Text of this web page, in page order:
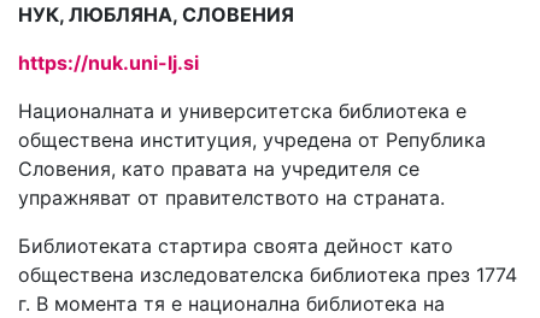
НУК, ЛЮБЛЯНА, СЛОВЕНИЯ
https://nuk.uni-lj.si
Националната и университетска библиотека е
обществена институция, учредена от Република
Словения, като правата на учредителя се
упражняват от правителството на страната.
Библиотеката стартира своята дейност като
обществена изследователска библиотека през 1774
г. В момента тя е национална библиотека на